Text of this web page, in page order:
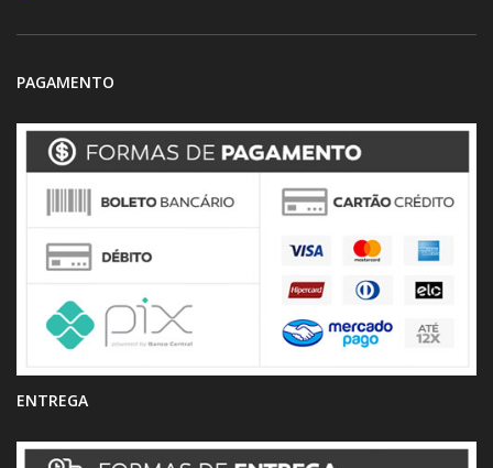
PAGAMENTO
ENTREGA